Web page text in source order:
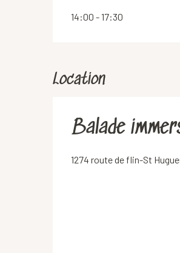
14:00 - 17:30
Location
Balade
1274 route de flin-St